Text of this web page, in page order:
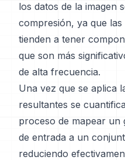
los datos de la imagen
compresión, ya que las
tienden a tener
que son más
de alta frecuencia.
Una vez que se aplica
resultantes se
proceso de mapear un
de entrada a un
reduciendo